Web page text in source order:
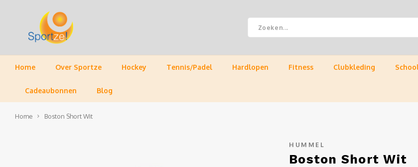
Home Over Sportze Hockey Tennis/Padel Hardlopen Fitness Clubkleding
Cadeaubonnen Blog
Home Boston Short Wit
HUMMEL
Boston Short Wit